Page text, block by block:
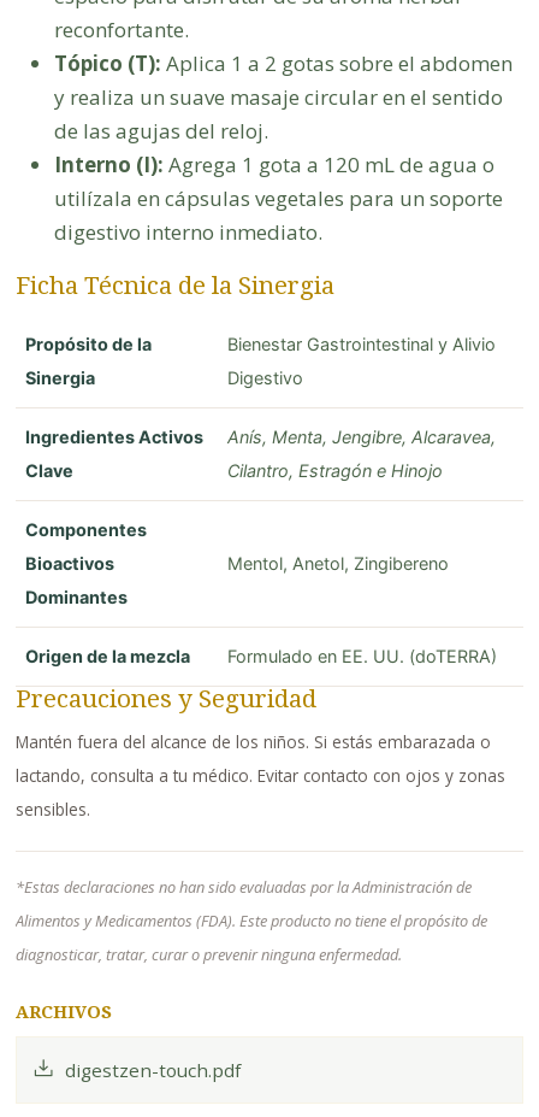
reconfortante.
Tópico (T): Aplica 1 a 2 gotas sobre el abdomen
y realiza un suave masaje circular en el sentido
de las agujas del reloj.
Interno (I): Agrega 1 gota a 120 mL de agua o
utilízala en cápsulas vegetales para un soporte
digestivo interno inmediato.
Ficha Técnica de la Sinergia
Propósito de la
Sinergia
Bienestar Gastrointestinal y Alivio
Digestivo
Ingredientes Activos
Clave
Anís, Menta, Jengibre, Alcaravea,
Cilantro, Estragón e Hinojo
Componentes
Bioactivos
Dominantes
Mentol, Anetol, Zingibereno
Origen de la mezcla Formulado en EE. UU. (doTERRA)
Precauciones y Seguridad
Mantén fuera del alcance de los niños. Si estás embarazada o
lactando, consulta a tu médico. Evitar contacto con ojos y zonas
sensibles.
*Estas declaraciones no han sido evaluadas por la Administración de
Alimentos y Medicamentos (FDA). Este producto no tiene el propósito de
diagnosticar, tratar, curar o prevenir ninguna enfermedad.
ARCHIVOS
digestzen-touch.pdf